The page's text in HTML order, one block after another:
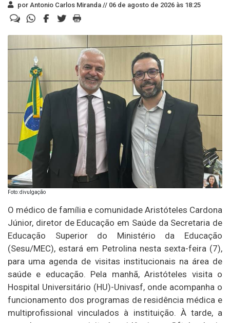
por Antonio Carlos Miranda // 06 de agosto de 2026 às 18:25
Foto: divulgação
O médico de família e comunidade Aristóteles Cardona
Júnior, diretor de Educação em Saúde da Secretaria de
Educação Superior do Ministério da Educação
(Sesu/MEC), estará em Petrolina nesta sexta-feira (7),
para uma agenda de visitas institucionais na área de
saúde e educação. Pela manhã, Aristóteles visita o
Hospital Universitário (HU)-Univasf, onde acompanha o
funcionamento dos programas de residência médica e
multiprofissional vinculados à instituição. À tarde, a